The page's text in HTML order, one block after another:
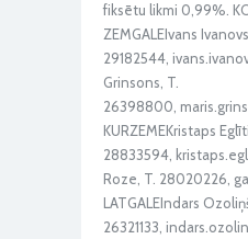
fiksētu likmi 0,99%.
ZEMGALEIvans
29182544,
Grinsons, T.
26398800,
KURZEMEKristaps
28833594,
Roze, T. 28020226,
LATGALEIndars
26321133,